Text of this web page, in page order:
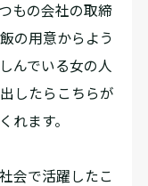
もの会社の取締
の用意からよう
んでいる女の人
したらこちらが
れます。
会で活躍したこ